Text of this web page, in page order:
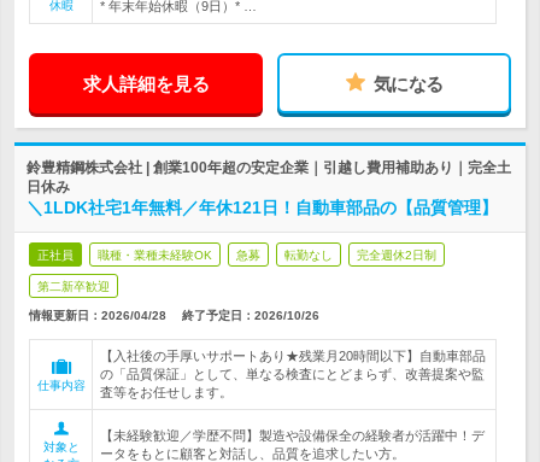
休暇
* 年末年始休暇（9日）* …
求人詳細を見る 気になる
鈴豊精鋼株式会社 | 創業100年超の安定企業｜引越し費用補助あり｜完全土
日休み
＼1LDK社宅1年無料／年休121日！自動車部品の【品質管理】
正社員 職種・業種未経験OK 急募 転勤なし 完全週休2日制
第二新卒歓迎
情報更新日：2026/04/28 終了予定日： 2026/10/26
仕事内容
【入社後の手厚いサポートあり★残業月20時間以下】自動車部品
の「品質保証」として、単なる検査にとどまらず、改善提案や監
査等をお任せします。
対象と
【未経験歓迎／学歴不問】製造や設備保全の経験者が活躍中！デ
ータをもとに顧客と対話し、品質を追求したい方。